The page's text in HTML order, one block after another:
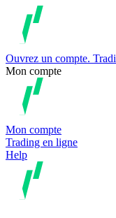
Ouvrez un compte.
Mon compte
Mon compte
Trading en ligne
Help